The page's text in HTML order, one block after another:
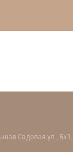
Садовая ул., 5к1,